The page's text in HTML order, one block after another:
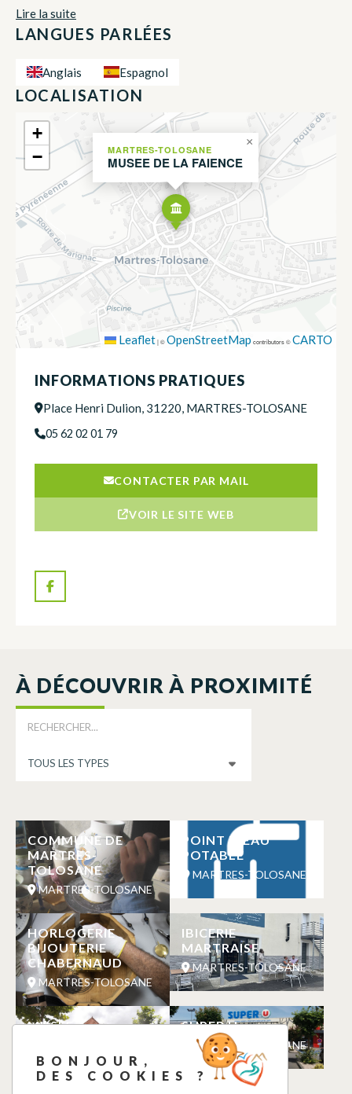
Lire la suite
LANGUES PARLÉES
Anglais Espagnol
LOCALISATION
MARTRES-TOLOSANE
MUSEE DE LA FAIENCE
×
+
−
Leaflet|©OpenStreetMap contributors ©CARTO
INFORMATIONS PRATIQUES
Place Henri Dulion, 31220, MARTRES-TOLOSANE
05 62 02 01 79
CONTACTER PAR MAIL
VOIR LE SITE WEB
À DÉCOUVRIR À PROXIMITÉ
COMMUNE DE
MARTRES-
TOLOSANE
MARTRES-TOLOSANE
POINT D’EAU
POTABLE
MARTRES-TOLOSANE
HORLOGERIE
BIJOUTERIE
CHABERNAUD
MARTRES-TOLOSANE
IBICERIE
MARTRAISE
MARTRES-TOLOSANE
MUSEE
DU DONJON
MARTRES-TOLOSANE
SUPER U
MARTRES-TOLOSANE
BONJOUR,
DES COOKIES ?